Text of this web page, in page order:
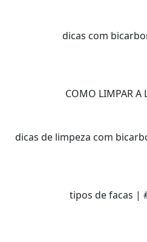
dicas com
COMO LIMPAR A
dicas de limpeza com
tipos de facas |